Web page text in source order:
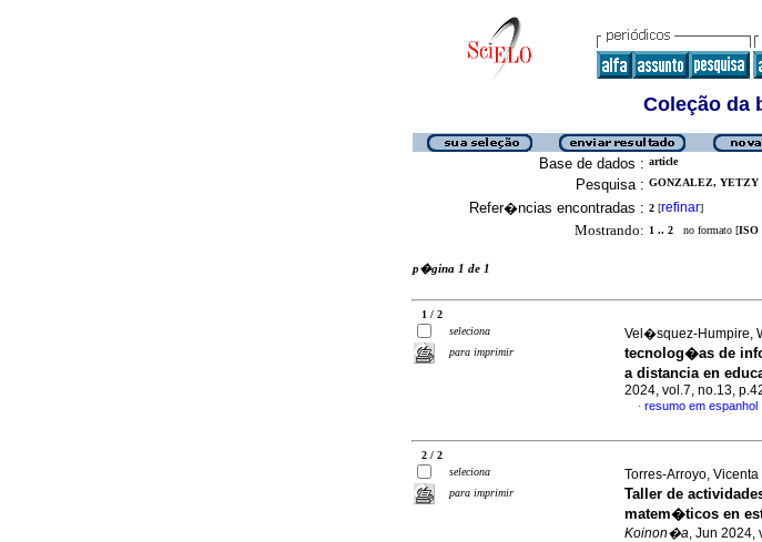
Coleção da
Base de dados : article
Pesquisa : GONZALEZ, YETZY
Refer�ncias encontradas : 2 [refinar]
Mostrando: 1 .. 2 no formato [ISO
p�gina 1 de 1
1 / 2
seleciona
para imprimir
Vel�squez-Humpire,
tecnolog�as de
a distancia en
2024, vol.7, no.13,
· resumo em espanhol
2 / 2
seleciona
para imprimir
Torres-Arroyo,
Taller de
matem�ticos en
Koinon�a, Jun 2024,